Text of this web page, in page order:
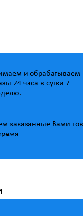
и обрабатываем
24 часа в сутки 7
заказанные Вами